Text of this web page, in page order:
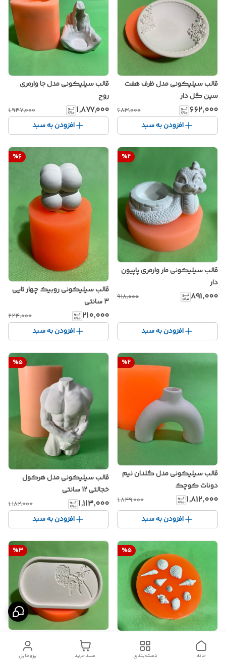
قالب سیلیکونی مدل ظرف هفت
سین گل دار
۶۶۲٬۰۰۰ ۶۸۳٬۰۰۰
افزودن به سبد
قالب سیلیکونی مدل جا وارمری
روح
۱٬۸۷۷٬۰۰۰ ۱٬۹۴۷٬۰۰۰
افزودن به سبد
%2
قالب سیلیکونی مار وارمری پاپیون
دار
۸۹۱٬۰۰۰ ۹۱۸٬۰۰۰
افزودن به سبد
%6
قالب سیلیکونی روبیک چهار تایی
3 سانتی
۲۱۰٬۰۰۰ ۲۲۴٬۰۰۰
افزودن به سبد
%2
قالب سیلیکونی مدل گلدان نیم
دونات کوچک
۱٬۸۱۲٬۰۰۰ ۱٬۸۴۹٬۰۰۰
افزودن به سبد
%5
قالب سیلیکونی مدل هرکول
خجالتی 12 سانتی
۱٬۱۱۳٬۰۰۰ ۱٬۱۸۲٬۰۰۰
افزودن به سبد
%5
قالب سیلیکونی صدف کوچک
%3
قالب سیلیکونی مدل سینی بیضی
گل دار
پروفایل سبد خرید دسته‌بندی خانه